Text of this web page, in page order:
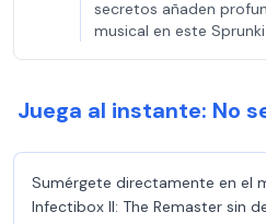
secretos añaden
musical en este
Juega al instante: No
Sumérgete directamente en el
Infectibox II: The Remaster sin